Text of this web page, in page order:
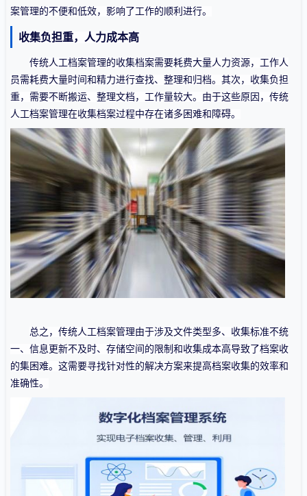
案管理的不便和低效，影响了工作的顺利进行。
收集负担重，人力成本高
传统人工档案管理的收集档案需要耗费大量人力资源，工作人
员需耗费大量时间和精力进行查找、整理和归档。其次，收集负担
重，需要不断搬运、整理文档，工作量较大。由于这些原因，传统
人工档案管理在收集档案过程中存在诸多困难和障碍。
总之，传统人工档案管理由于涉及文件类型多、收集标准不统
一、信息更新不及时、存储空间的限制和收集成本高导致了档案收
的集困难。这需要寻找针对性的解决方案来提高档案收集的效率和
准确性。